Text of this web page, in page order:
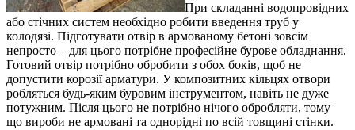
При складанні водопровідних
або стічних систем необхідно робити введення труб у
колодязі. Підготувати отвір в армованому бетоні зовсім
непросто – для цього потрібне професійне бурове обладнання.
Готовий отвір потрібно обробити з обох боків, щоб не
допустити корозії арматури. У композитних кільцях отвори
робляться будь-яким буровим інструментом, навіть не дуже
потужним. Після цього не потрібно нічого обробляти, тому
що вироби не армовані та однорідні по всій товщині стінки.